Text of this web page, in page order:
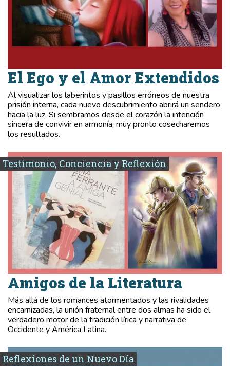
El Ego y el Amor Extendidos
Al visualizar los laberintos y pasillos erróneos de nuestra
prisión interna, cada nuevo descubrimiento abrirá un sendero
hacia la luz. Si sembramos desde el corazón la intención
sincera de convivir en armonía, muy pronto cosecharemos
los resultados.
Testimonio, Conciencia y Reflexión
Amigos de la Literatura
Más allá de los romances atormentados y las rivalidades
encarnizadas, la unión fraternal entre dos almas ha sido el
verdadero motor de la tradición lírica y narrativa de
Occidente y América Latina.
Reflexiones de un Nuevo Día